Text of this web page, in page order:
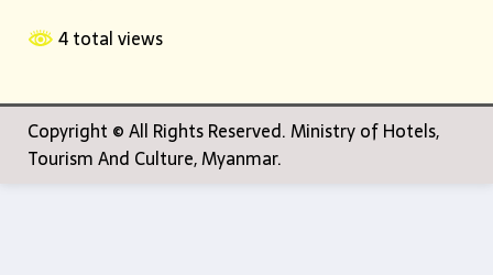
4 total views
Copyright © All Rights Reserved. Ministry of Hotels,
Tourism And Culture, Myanmar.